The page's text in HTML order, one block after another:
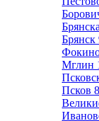
Брянск
Мглин
Псков 8